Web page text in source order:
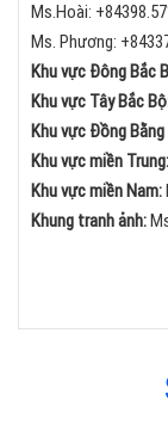
Ms.Hoài:
Ms. Phương:
Khu vực Đông Bắc
Khu vực Tây Bắc
Khu vực Đồng
Khu vực miền Trung:
Khu vực miền Nam:
Khung tranh ảnh: